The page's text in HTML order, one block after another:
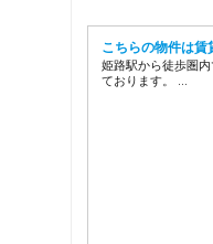
こちらの物件は
姫路駅から徒歩圏
ております。 …